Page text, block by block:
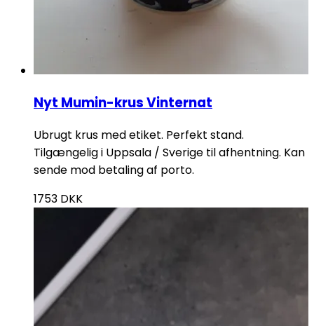
Nyt Mumin-krus Vinternat
Ubrugt krus med etiket. Perfekt stand.
Tilgængelig i Uppsala / Sverige til afhentning. Kan
sende mod betaling af porto.
1753 DKK